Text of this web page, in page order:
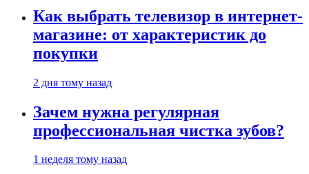
Как выбрать телевизор в интернет-
магазине: от характеристик до
покупки
2 дня тому назад
Зачем нужна регулярная
профессиональная чистка зубов?
1 неделя тому назад